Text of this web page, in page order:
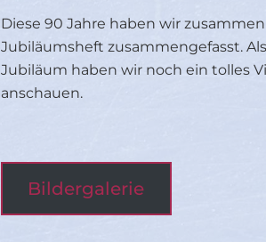
Diese 90 Jahre haben wir
Jubiläumsheft zusammengefasst.
Jubiläum haben wir noch ein tolles
anschauen.
Bildergalerie